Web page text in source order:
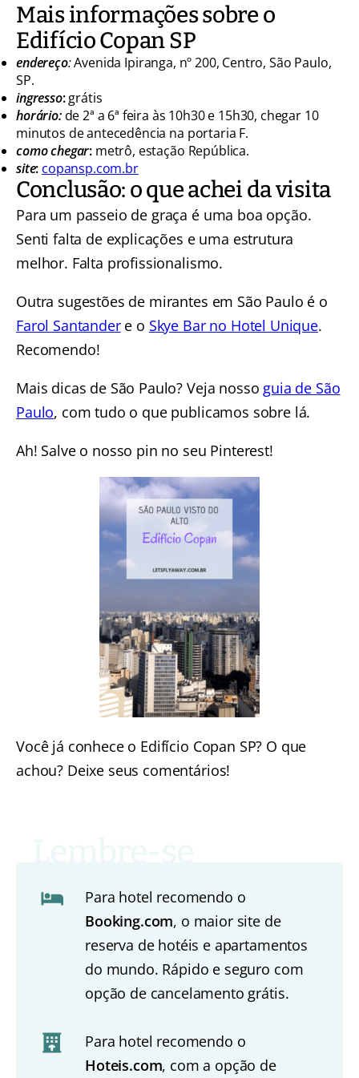
Mais informações sobre o
Edifício Copan SP
endereço:Avenida Ipiranga, nº 200, Centro, São Paulo,
SP.
ingresso:grátis
horário:de 2ª a 6ª feira às 10h30 e 15h30, chegar 10
minutos de antecedência na portaria F.
como chegar: metrô, estação República.
site: copansp.com.br
Conclusão: o que achei da visita
Para um passeio de graça é uma boa opção.
Senti falta de explicações e uma estrutura
melhor. Falta profissionalismo.
Outra sugestões de mirantes em São Paulo é o
Farol Santandere o Skye Bar no Hotel Unique.
Recomendo!
Mais dicas de São Paulo? Veja nosso guia de São
Paulo, com tudo o que publicamos sobre lá.
Ah! Salve o nosso pin no seu Pinterest!
Você já conhece o Edifício Copan SP? O que
achou? Deixe seus comentários!
Para hotel recomendo o
Booking.com, o maior site de
reserva de hotéis e apartamentos
do mundo. Rápido e seguro com
opção de cancelamento grátis.
Para hotel recomendo o
Hoteis.com, com a opção de